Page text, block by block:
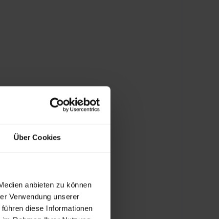
Über Cookies
anbieten zu können
Verwendung unserer
diese Informationen